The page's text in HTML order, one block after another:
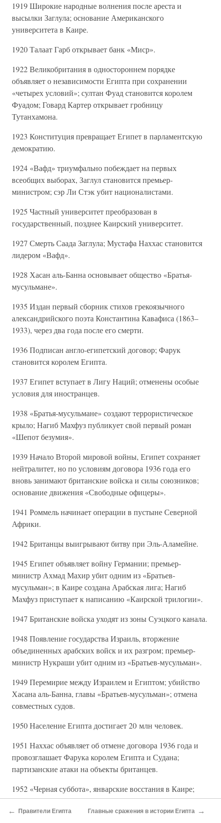
1919 Широкие народные волнения после ареста и
высылки Заглула; основание Американского
университета в Каире.
1920 Талаат Гарб открывает банк «Миср».
1922 Великобритания в одностороннем порядке
объявляет о независимости Египта при сохранении
«четырех условий»; султан Фуад становится королем
Фуадом; Говард Картер открывает гробницу
Тутанхамона.
1923 Конституция превращает Египет в парламентскую
демократию.
1924 «Вафд» триумфально побеждает на первых
всеобщих выборах, Заглул становится премьер-
министром; сэр Ли Стэк убит националистами.
1925 Частный университет преобразован в
государственный, позднее Каирский университет.
1927 Смерть Саада Заглула; Мустафа Наххас становится
лидером «Вафд».
1928 Хасан аль-Банна основывает общество «Братья-
мусульмане».
1935 Издан первый сборник стихов грекоязычного
александрийского поэта Константина Кавафиса (1863–
1933), через два года после его смерти.
1936 Подписан англо-египетский договор; Фарук
становится королем Египта.
1937 Египет вступает в Лигу Наций; отменены особые
условия для иностранцев.
1938 «Братья-мусульмане» создают террористическое
крыло; Нагиб Махфуз публикует свой первый роман
«Шепот безумия».
1939 Начало Второй мировой войны, Египет сохраняет
нейтралитет, но по условиям договора 1936 года его
вновь занимают британские войска и силы союзников;
основание движения «Свободные офицеры».
1941 Роммель начинает операции в пустыне Северной
Африки.
1942 Британцы выигрывают битву при Эль-Аламейне.
1945 Египет объявляет войну Германии; премьер-
министр Ахмад Махир убит одним из «Братьев-
мусульман»; в Каире создана Арабская лига; Нагиб
Махфуз приступает к написанию «Каирской трилогии».
1947 Британские войска уходят из зоны Суэцкого канала.
1948 Появление государства Израиль, вторжение
объединенных арабских войск и их разгром; премьер-
министр Нукраши убит одним из «Братьев-мусульман».
1949 Перемирие между Израилем и Египтом; убийство
Хасана аль-Банна, главы «Братьев-мусульман»; отмена
совместных судов.
1950 Население Египта достигает 20 млн человек.
1951 Наххас объявляет об отмене договора 1936 года и
провозглашает Фарука королем Египта и Судана;
партизанские атаки на объекты британцев.
1952 «Черная суббота», январские восстания в Каире;
«Свободные офицеры» благополучно осуществляют
государственный переворот и отправляют в изгнание
← Правители Египта Главные сражения в истории Египта →